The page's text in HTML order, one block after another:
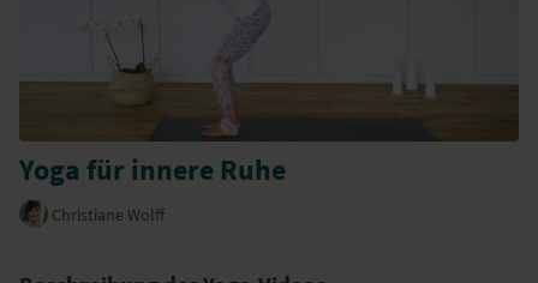
Yoga für innere Ruhe
Christiane Wolff